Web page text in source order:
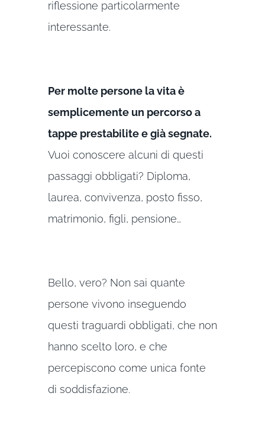
riflessione particolarmente
interessante.
Per molte persone la vita è
semplicemente un percorso a
tappe prestabilite e già segnate.
Vuoi conoscere alcuni di questi
passaggi obbligati? Diploma,
laurea, convivenza, posto fisso,
matrimonio, figli, pensione…
Bello, vero? Non sai quante
persone vivono inseguendo
questi traguardi obbligati, che non
hanno scelto loro, e che
percepiscono come unica fonte
di soddisfazione.